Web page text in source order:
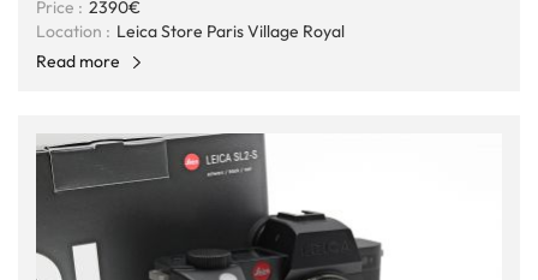
Price : 2390€
Location : Leica Store Paris Village Royal
Read more